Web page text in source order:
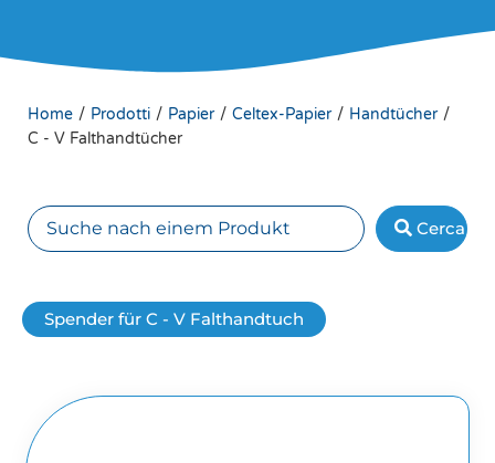
Home / Prodotti / Papier / Celtex-Papier / Handtücher /
C - V Falthandtücher
Cerca
Spender für C - V Falthandtuch